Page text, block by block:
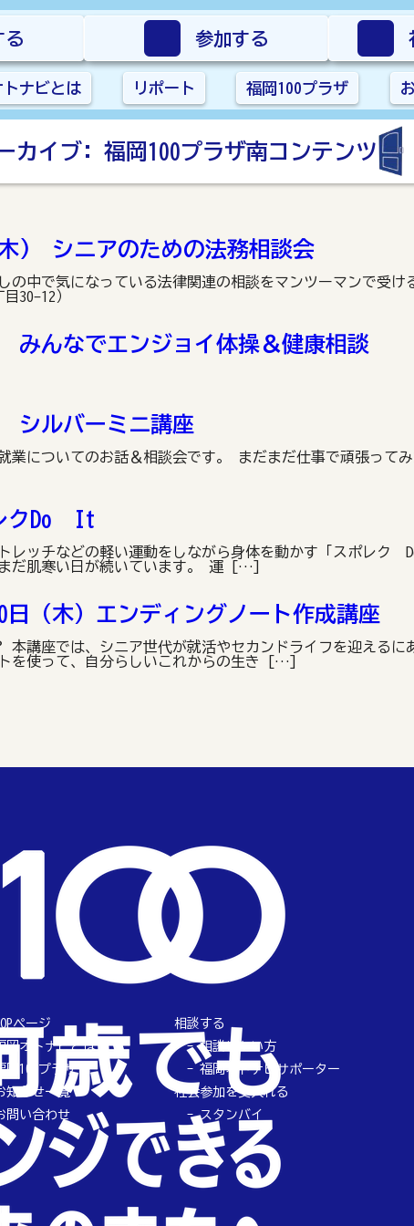
る 参加する
トナビとは リポート 福岡100プラザ
カイブ: 福岡100プラザ南コンテンツ
木) シニアのための法務相談会
中で気になっている法律関連の相談をマンツーマンで受
30-12）
みんなでエンジョイ体操＆健康相談
シルバーミニ講座
業についてのお話＆相談会です。 まだまだ仕事で頑張って
レクDo It
レッチなどの軽い運動をしながら身体を動かす「スポレク
だ肌寒い日が続いています。 運 […]
日（木）エンディングノート作成講座
本講座では、シニア世代が就活やセカンドライフを迎える
を使って、自分らしいこれからの生き […]
TOPページ
岡オトナビとは
福岡100プラザ
知らせ一覧
問い合わせ
相談する
相談したい方
福岡オトナビサポーター
社会参加を受入れる
スタンバイ